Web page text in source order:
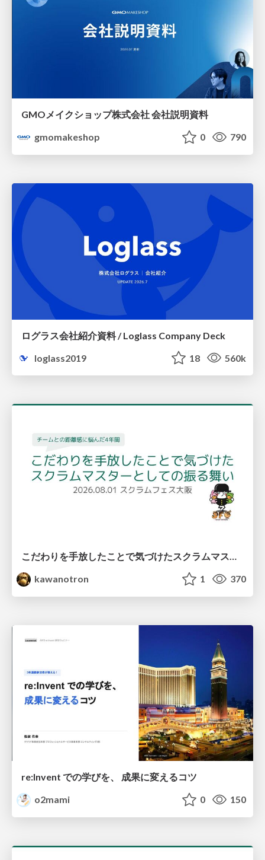
GMOメイクショップ株式会社 会社説明資料
gmomakeshop
0 790
ログラス会社紹介資料 / Loglass Company Deck
loglass2019
18 560k
こだわりを手放したことで気づけたスクラムマスターとしての振る舞い
kawanotron
1 370
re:Invent での学びを、 成果に変えるコツ
o2mami
0 150